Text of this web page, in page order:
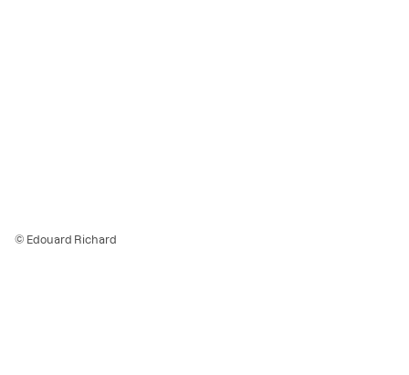
© Edouard Richard